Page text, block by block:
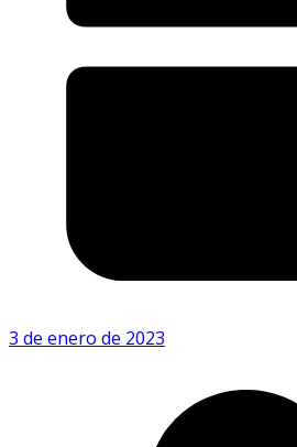
3 de enero de 2023